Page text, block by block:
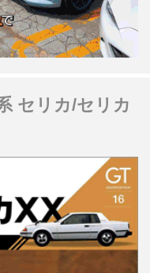
セリカ/セリカ